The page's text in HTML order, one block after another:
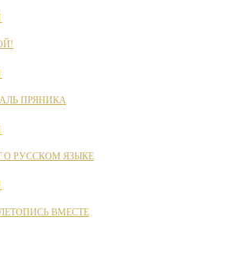
ПРЯНИКА
РУССКОМ ЯЗЫКЕ
ВМЕСТЕ